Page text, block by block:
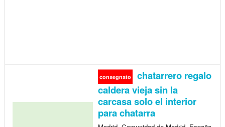
consegnato
chatarrero regalo
caldera vieja sin la
carcasa solo el interior
para chatarra